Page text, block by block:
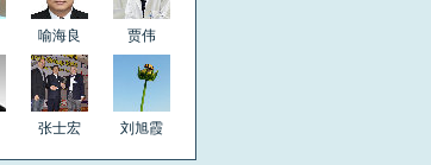
喻海良 贾伟
张士宏 刘旭霞